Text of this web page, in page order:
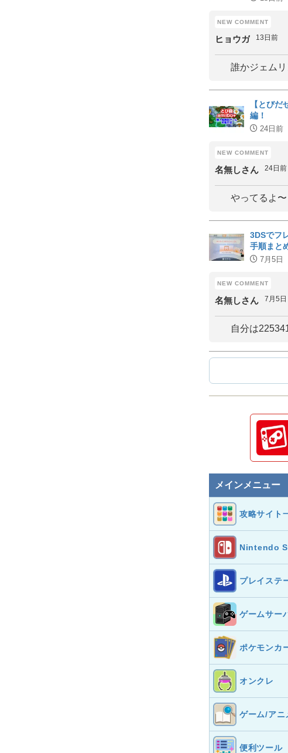
ヒョウガ 13日前
誰かジェム
【とび
編！
24日前
名無しさん 24日前
やってるよ〜
3DSでフ
手順まと
7月5日
名無しさん 7月5日
自分は
メインメニュー
攻略サイト
Nintendo
プレイステ
ゲームサー
ポケモンカ
オンクレ
ゲーム/アニ
便利ツール